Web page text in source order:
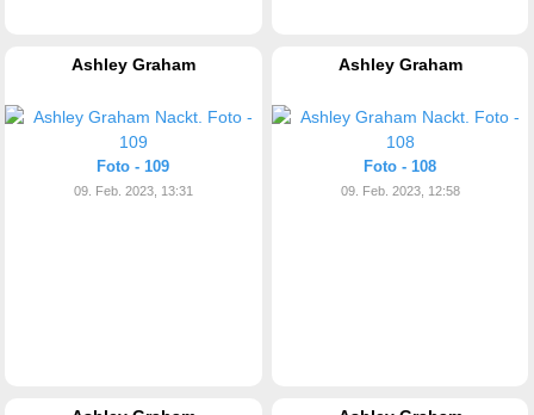
Ashley Graham
Foto - 109
09. Feb. 2023, 13:31
Ashley Graham
Foto - 108
09. Feb. 2023, 12:58